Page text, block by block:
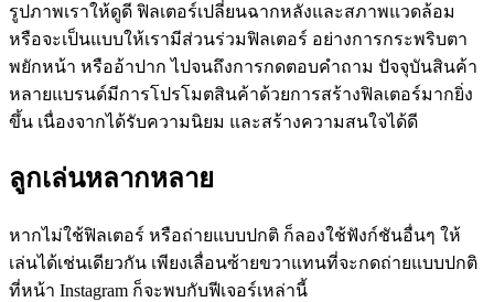
รูปภาพเราให้ดูดี ฟิลเตอร์เปลี่ยนฉากหลังและสภาพแวดล้อม
หรือจะเป็นแบบให้เรามีส่วนร่วมฟิลเตอร์ อย่างการกระพริบตา
พยักหน้า หรืออ้าปาก ไปจนถึงการกดตอบคำถาม ปัจจุบันสินค้า
หลายแบรนด์มีการโปรโมตสินค้าด้วยการสร้างฟิลเตอร์มากยิ่ง
ขึ้น เนื่องจากได้รับความนิยม และสร้างความสนใจได้ดี
ลูกเล่นหลากหลาย
หากไม่ใช้ฟิลเตอร์ หรือถ่ายแบบปกติ ก็ลองใช้ฟังก์ชันอื่นๆ ให้
เล่นได้เช่นเดียวกัน เพียงเลื่อนซ้ายขวาแทนที่จะกดถ่ายแบบปกติ
ที่หน้า Instagram ก็จะพบกับฟีเจอร์เหล่านี้